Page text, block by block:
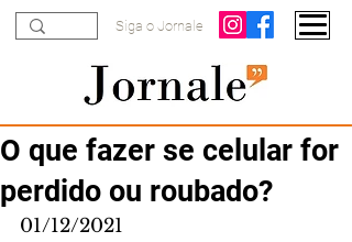
Siga o Jornale
O que fazer se celular for
perdido ou roubado?
01/12/2021